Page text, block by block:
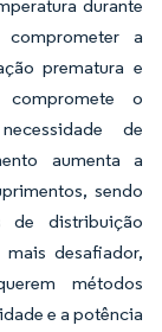
durante
a
prematura e
o
de
aumenta a
sendo
de distribuição
desafiador,
métodos
e a potência